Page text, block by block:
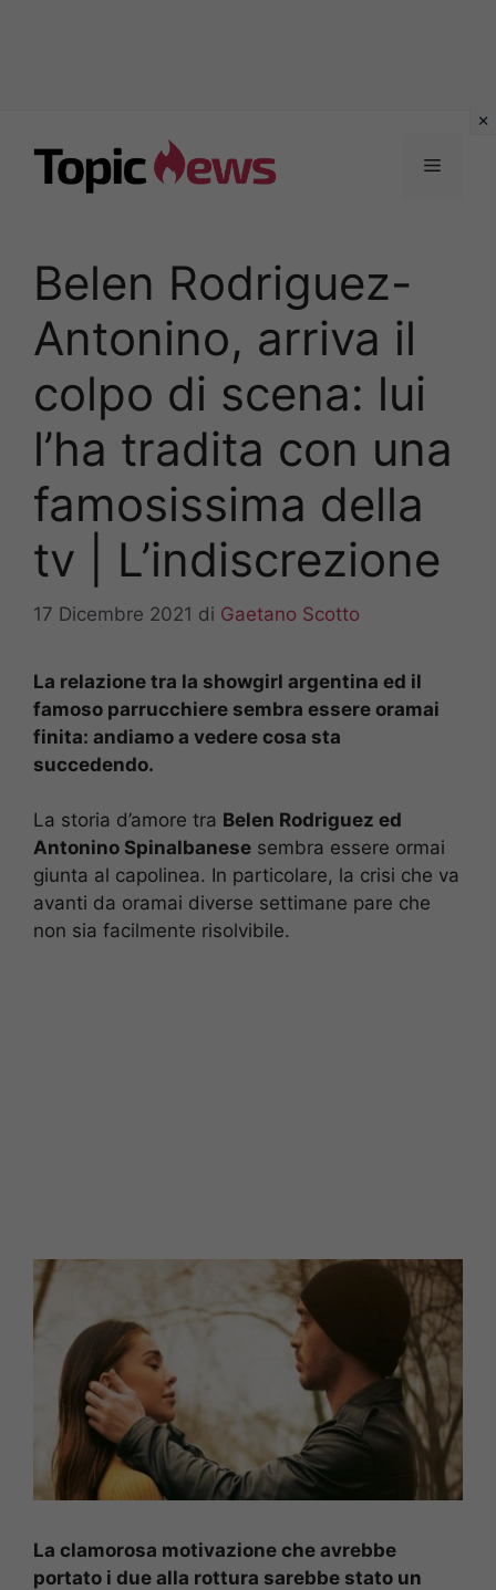
contenuto
Menu
Belen Rodriguez-
Antonino, arriva il
colpo di scena: lui
l’ha tradita con una
famosissima della
tv | L’indiscrezione
17 Dicembre 2021 di Gaetano Scotto
La relazione tra la showgirl argentina ed il
famoso parrucchiere sembra essere oramai
finita: andiamo a vedere cosa sta
succedendo.
La storia d’amore tra Belen Rodriguez ed
Antonino Spinalbanese sembra essere ormai
giunta al capolinea. In particolare, la crisi che va
avanti da oramai diverse settimane pare che
non sia facilmente risolvibile.
La clamorosa motivazione che avrebbe
portato i due alla rottura sarebbe stato un